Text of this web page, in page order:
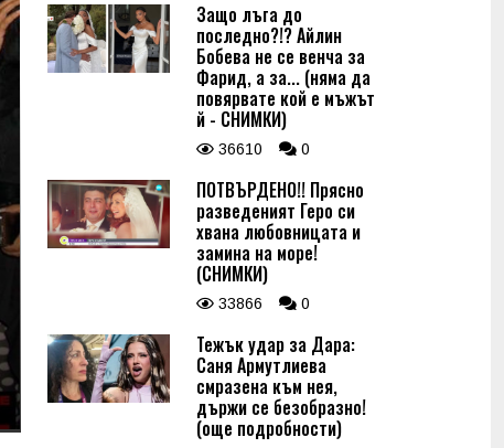
Защо лъга до
последно?!? Айлин
Бобева не се венча за
Фарид, а за... (няма да
повярвате кой е мъжът
й - СНИМКИ)
36610 0
ПОТВЪРДЕНО!! Прясно
разведеният Геро си
хвана любовницата и
замина на море!
(СНИМКИ)
33866 0
Тежък удар за Дара:
Саня Армутлиева
смразена към нея,
държи се безобразно!
(още подробности)